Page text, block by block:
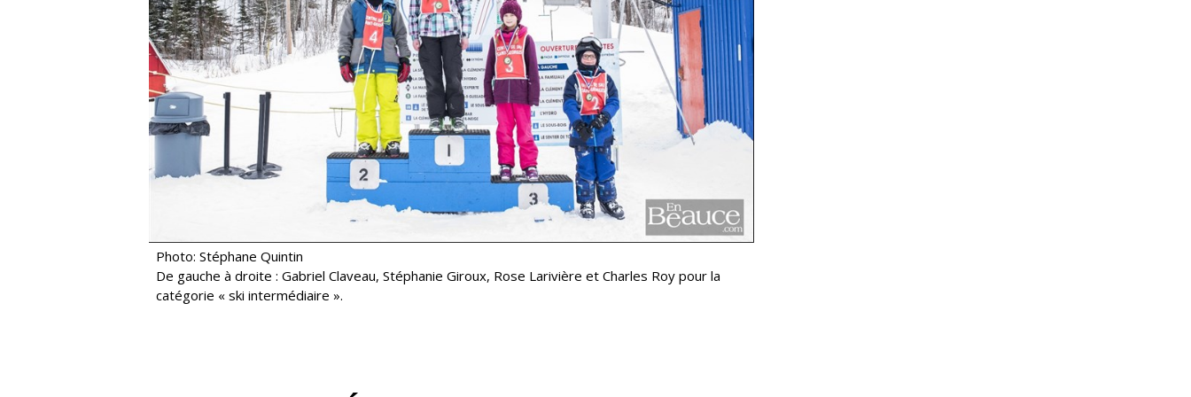
Photo: Stéphane Quintin
De gauche à droite : Gabriel Claveau, Stéphanie Giroux, Rose Larivière et Charles Roy pour la
catégorie « ski intermédiaire ».